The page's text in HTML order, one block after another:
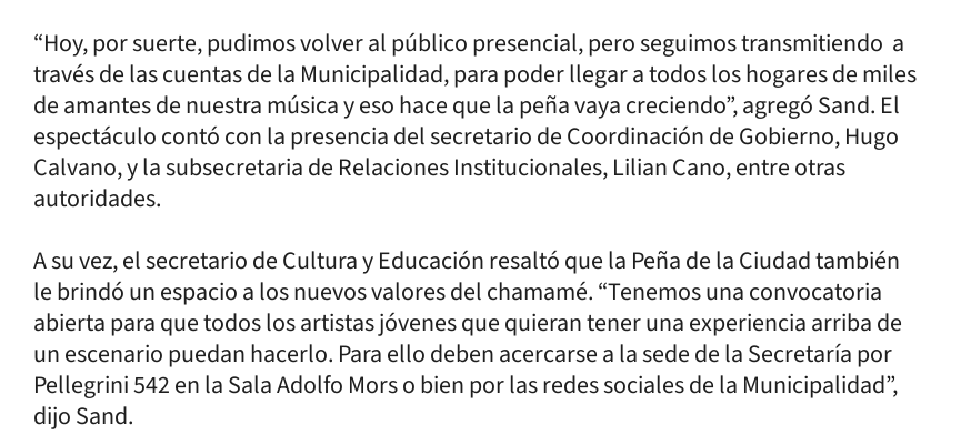
“Hoy, por suerte, pudimos volver al público presencial, pero seguimos transmitiendo a
través de las cuentas de la Municipalidad, para poder llegar a todos los hogares de miles
de amantes de nuestra música y eso hace que la peña vaya creciendo”, agregó Sand. El
espectáculo contó con la presencia del secretario de Coordinación de Gobierno, Hugo
Calvano, y la subsecretaria de Relaciones Institucionales, Lilian Cano, entre otras
autoridades.
A su vez, el secretario de Cultura y Educación resaltó que la Peña de la Ciudad también
le brindó un espacio a los nuevos valores del chamamé. “Tenemos una convocatoria
abierta para que todos los artistas jóvenes que quieran tener una experiencia arriba de
un escenario puedan hacerlo. Para ello deben acercarse a la sede de la Secretaría por
Pellegrini 542 en la Sala Adolfo Mors o bien por las redes sociales de la Municipalidad”,
dijo Sand.